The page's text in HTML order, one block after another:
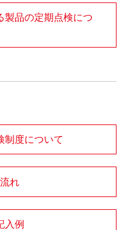
製品の定期点検につ
制度について
れ
入例